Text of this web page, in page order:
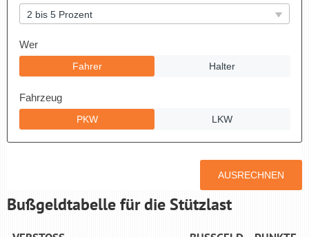
Bußgeldtabelle für die Stützlast